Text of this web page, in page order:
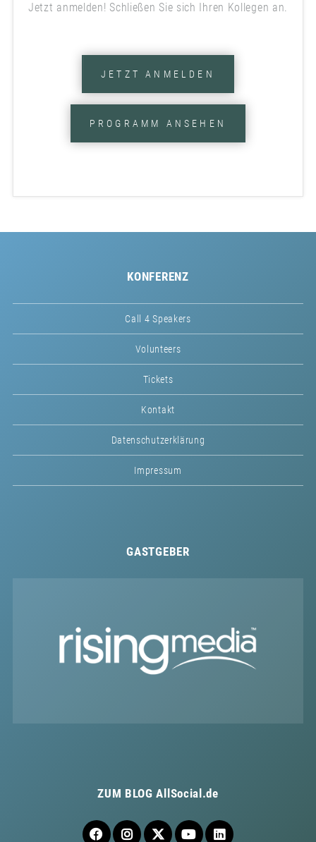
Jetzt anmelden! Schließen Sie sich Ihren Kollegen an.
JETZT ANMELDEN
PROGRAMM ANSEHEN
KONFERENZ
Call 4 Speakers
Volunteers
Tickets
Kontakt
Datenschutzerklärung
Impressum
GASTGEBER
ZUM BLOGAllSocial.de